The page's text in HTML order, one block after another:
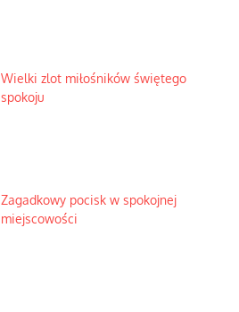
Wielki zlot miłośników świętego
spokoju
Zagadkowy pocisk w spokojnej
miejscowości